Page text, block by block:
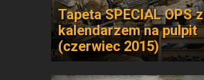
Tapeta SPECIAL OPS z
kalendarzem na pulpit
(czerwiec 2015)